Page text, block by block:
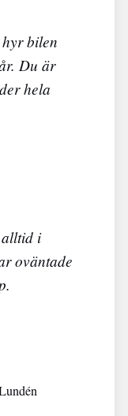
bilen
Du är
hela
i
oväntade